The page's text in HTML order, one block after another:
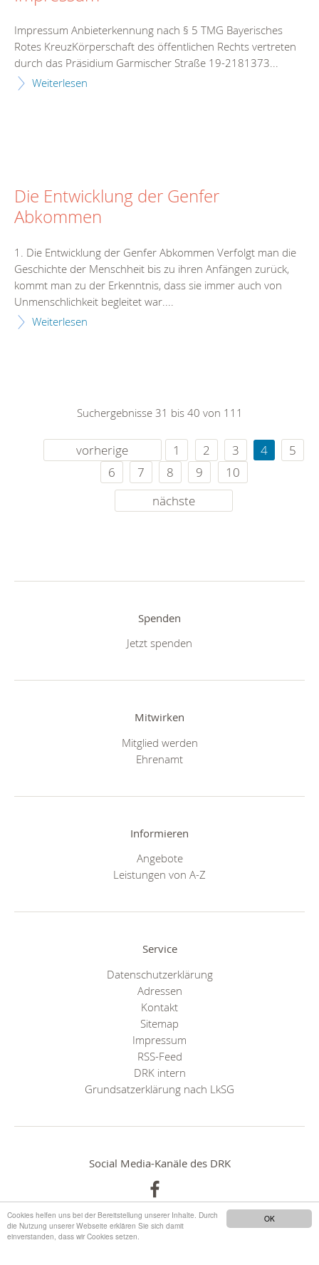
OK
Cookies helfen uns bei der Bereitstellung unserer Inhalte. Durch
die Nutzung unserer Webseite erklären Sie sich damit
einverstanden, dass wir Cookies setzen.
Impressum Anbieterkennung nach § 5 TMG Bayerisches
Rotes KreuzKörperschaft des öffentlichen Rechts vertreten
durch das Präsidium Garmischer Straße 19-2181373...
Weiterlesen
Die Entwicklung der Genfer
Abkommen
1. Die Entwicklung der Genfer Abkommen Verfolgt man die
Geschichte der Menschheit bis zu ihren Anfängen zurück,
kommt man zu der Erkenntnis, dass sie immer auch von
Unmenschlichkeit begleitet war....
Weiterlesen
Suchergebnisse 31 bis 40 von 111
vorherige 1 2 3 4
5
6
7 8 9
10
nächste
Spenden
Jetzt spenden
Mitwirken
Mitglied werden
Ehrenamt
Informieren
Angebote
Leistungen von A-Z
Service
Datenschutzerklärung
Adressen
Kontakt
Sitemap
Impressum
RSS-Feed
DRK intern
Grundsatzerklärung nach LkSG
Social Media-Kanäle des DRK